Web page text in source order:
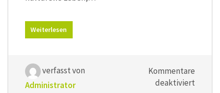
Weiterlesen
verfasst von
Administrator
Kommentare
deaktiviert